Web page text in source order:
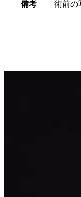
備考
術前の